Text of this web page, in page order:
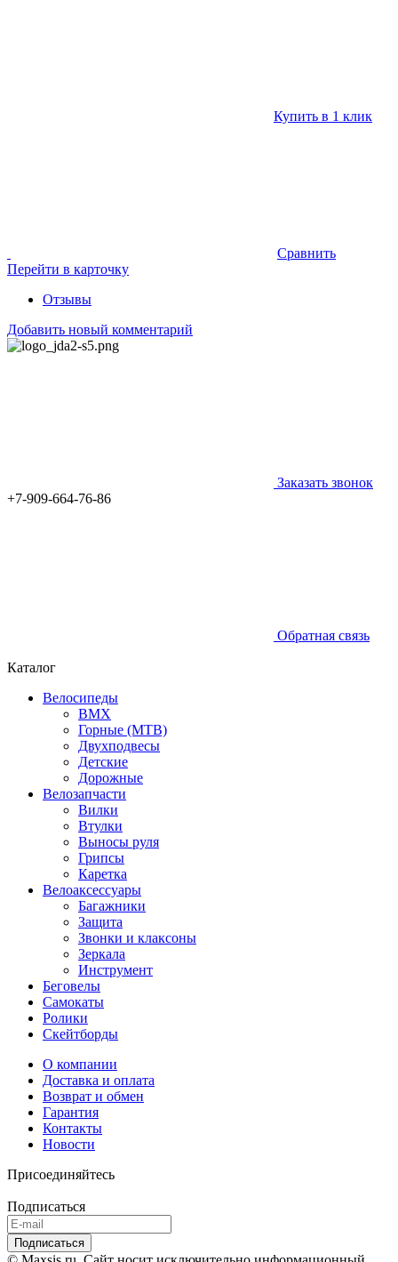
Купить в 1 клик
Сравнить
Перейти в карточку
Отзывы
Добавить новый комментарий
Заказать звонок
+7-909-664-76-86
Обратная связь
Каталог
Велосипеды
BMX
Горные (MTB)
Двухподвесы
Детские
Дорожные
Велозапчасти
Вилки
Втулки
Выносы руля
Грипсы
Каретка
Велоаксессуары
Багажники
Защита
Звонки и клаксоны
Зеркала
Инструмент
Беговелы
Самокаты
Ролики
Скейтборды
О компании
Доставка и оплата
Возврат и обмен
Гарантия
Контакты
Новости
Присоединяйтесь
Подписаться